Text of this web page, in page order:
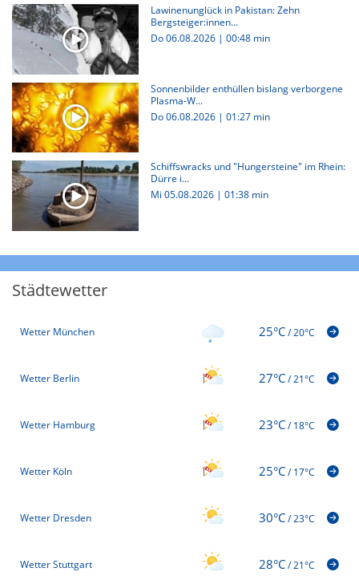
Lawinenunglück in Pakistan: Zehn
Bergsteiger:innen...
Do 06.08.2026 |00:48 min
Sonnenbilder enthüllen bislang verborgene
Plasma-W...
Do 06.08.2026 |01:27 min
Schiffswracks und "Hungersteine" im Rhein:
Dürre i...
Mi 05.08.2026 |01:38 min
Städtewetter
Wetter München 25°C/20°C
Wetter Berlin 27°C/21°C
Wetter Hamburg 23°C/18°C
Wetter Köln 25°C/17°C
Wetter Dresden 30°C/23°C
Wetter Stuttgart 28°C/21°C